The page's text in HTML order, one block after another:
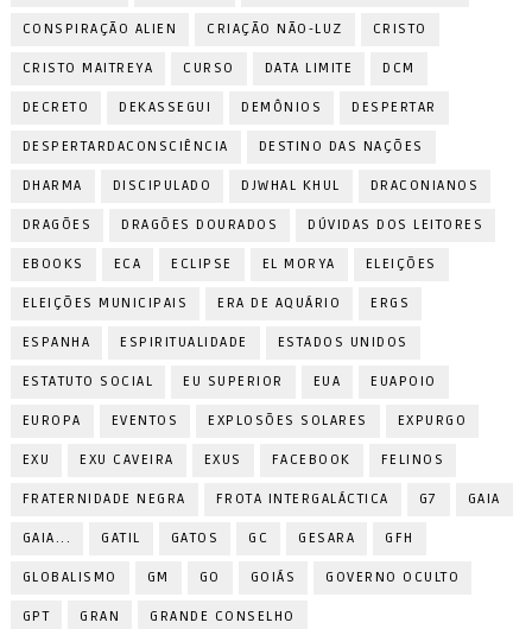
CONSPIRAÇÃO ALIEN CRIAÇÃO NÃO-LUZ CRISTO
CRISTO MAITREYA CURSO DATA LIMITE DCM
DECRETO DEKASSEGUI DEMÔNIOS DESPERTAR
DESPERTARDACONSCIÊNCIA DESTINO DAS NAÇÕES
DHARMA DISCIPULADO DJWHAL KHUL DRACONIANOS
DRAGÕES DRAGÕES DOURADOS DÚVIDAS DOS LEITORES
EBOOKS ECA ECLIPSE EL MORYA ELEIÇÕES
ELEIÇÕES MUNICIPAIS ERA DE AQUÁRIO ERGS
ESPANHA ESPIRITUALIDADE ESTADOS UNIDOS
ESTATUTO SOCIAL EU SUPERIOR EUA EUAPOIO
EUROPA EVENTOS EXPLOSÕES SOLARES EXPURGO
EXU EXU CAVEIRA EXUS FACEBOOK FELINOS
FRATERNIDADE NEGRA FROTA INTERGALÁCTICA G7 GAIA
GAIA... GATIL GATOS GC GESARA GFH
GLOBALISMO GM GO GOIÁS GOVERNO OCULTO
GPT GRAN GRANDE CONSELHO